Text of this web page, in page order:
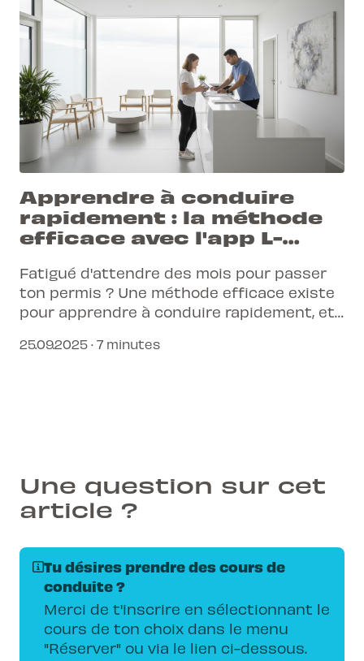
Apprendre à conduire
rapidement : la méthode
efficace avec l'app L-
Fatigué d'attendre des mois pour passer
ton permis ? Une méthode efficace existe
pour apprendre à conduire rapidement, et
Pittet transforme ta formation en une
25.09.2025 · 7 minutes
Une question sur cet
article ?
Tu désires prendre des cours de
conduite ?
Merci de t'inscrire en sélectionnant le
cours de ton choix dans le menu
"Réserver" ou via le lien ci-dessous.